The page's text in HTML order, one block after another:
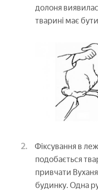
долоня
тварині має
Фіксування в
подобається
привчати
будинку. Одна